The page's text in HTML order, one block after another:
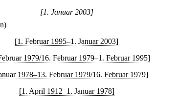
[1. Januar 2003]
[1. Februar 1995–1. Januar 2003]
1979/16. Februar 1979–1. Februar 1995]
1978–13. Februar 1979/16. Februar 1979]
[1. April 1912–1. Januar 1978]